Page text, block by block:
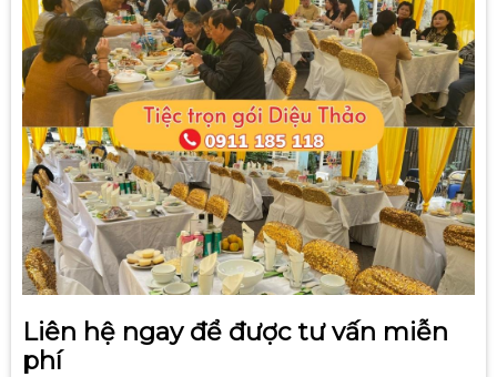
Liên hệ ngay để được tư vấn miễn
phí